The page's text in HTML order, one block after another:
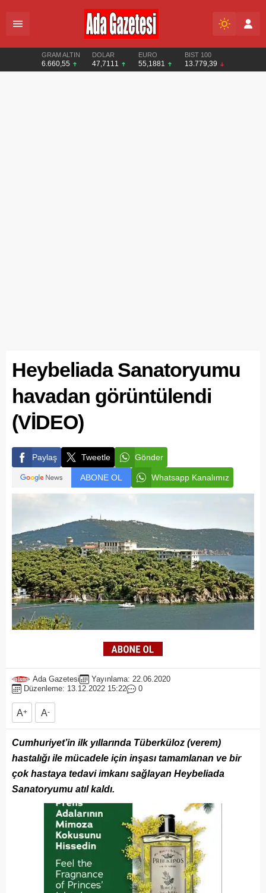
GRAM ALTIN
6.660,55
DOLAR
47,7111
EURO
55,1881
BIST 100
13.779,39
Heybeliada Sanatoryumu
havadan görüntülendi
(VİDEO)
Paylaş Tweetle Gönder
ABONE OL Whatsapp Kanalımız
Ada Gazetesi
Yayınlama: 22.06.2020
Düzenleme: 13.12.2022 15:22
0
A+ A-
Cumhuriyet’in ilk yıllarında Tüberküloz (verem)
hastalığı ile mücadele için inşası tamamlanan ve bir
çok hastaya tedavi imkanı sağlayan Heybeliada
Sanatoryumu atıl kaldı.